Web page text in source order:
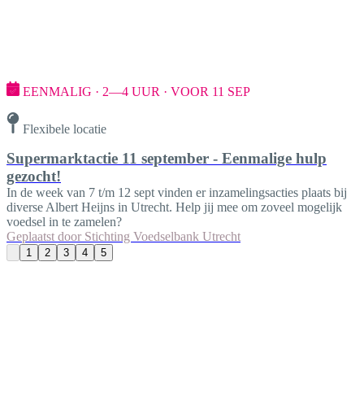
EENMALIG · 2—4 UUR · VOOR 11 SEP
Flexibele locatie
Supermarktactie 11 september - Eenmalige hulp
gezocht!
In de week van 7 t/m 12 sept vinden er inzamelingsacties plaats bij
diverse Albert Heijns in Utrecht. Help jij mee om zoveel mogelijk
voedsel in te zamelen?
Geplaatst door Stichting Voedselbank Utrecht
1 2 3 4 5